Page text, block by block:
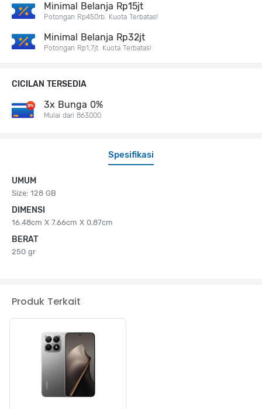
Spesifikasi
UMUM
Size: 128 GB
DIMENSI
16.48cm X 7.66cm X 0.87cm
BERAT
250 gr
Minimal Belanja Rp15jt
Potongan Rp450rb. Kuota Terbatas!
Minimal Belanja Rp32jt
Potongan Rp1,7jt. Kuota Terbatas!
CICILAN TERSEDIA
3x Bunga 0%
Mulai dari 863000
Produk Terkait